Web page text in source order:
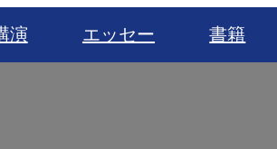
演 エッセー 書籍